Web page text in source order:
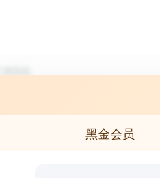
黑金会员